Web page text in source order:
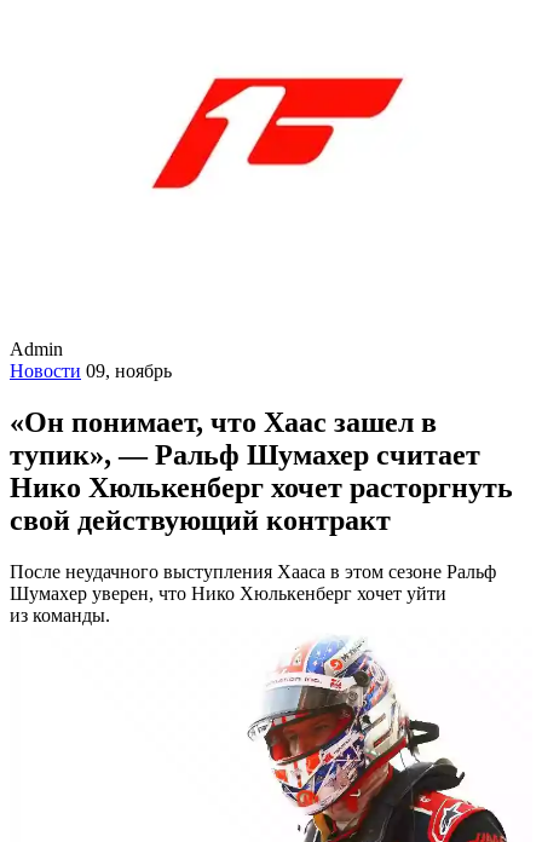
Admin
Новости 09, ноябрь
«Он понимает, что Хаас зашел в
тупик», — Ральф Шумахер считает
Нико Хюлькенберг хочет расторгнуть
свой действующий контракт
После неудачного выступления Хааса в этом сезоне Ральф
Шумахер уверен, что Нико Хюлькенберг хочет уйти
из команды.